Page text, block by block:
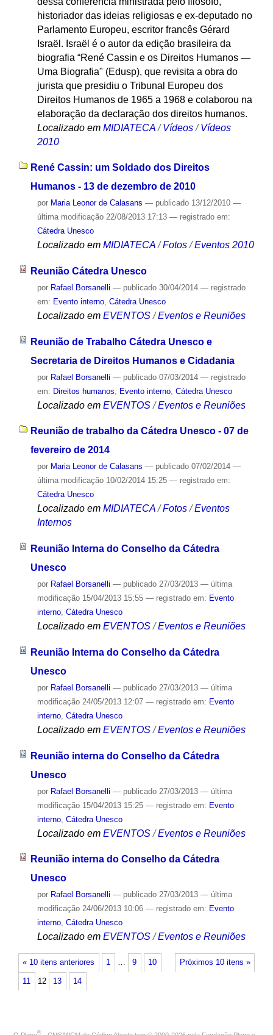
historiador das ideias religiosas e ex-deputado no
Parlamento Europeu, escritor francês Gérard
Israël. Israël é o autor da edição brasileira da
biografia “René Cassin e os Direitos Humanos —
Uma Biografia" (Edusp), que revisita a obra do
jurista que presidiu o Tribunal Europeu dos
Direitos Humanos de 1965 a 1968 e colaborou na
elaboração da declaração dos direitos humanos.
Localizado em MIDIATECA /Vídeos /Vídeos
2010
René Cassin: um Soldado dos Direitos
Humanos - 13 de dezembro de 2010
por Maria Leonor de Calasans — publicado13/12/2010 —
última modificação22/08/2013 17:13 — registrado em:
Cátedra Unesco
Localizado em MIDIATECA /Fotos /Eventos 2010
Reunião Cátedra Unesco
por Rafael Borsanelli — publicado30/04/2014 — registrado
em: Evento interno, Cátedra Unesco
Localizado em EVENTOS /Eventos e Reuniões
Reunião de Trabalho Cátedra Unesco e
Secretaria de Direitos Humanos e Cidadania
por Rafael Borsanelli — publicado07/03/2014 — registrado
em: Direitos humanos Evento interno, Cátedra Unesco
Localizado em EVENTOS /Eventos e Reuniões
Reunião de trabalho da Cátedra Unesco - 07 de
fevereiro de 2014
por Maria Leonor de Calasans — publicado07/02/2014 —
última modificação10/02/2014 15:25 — registrado em:
Cátedra Unesco
Localizado em MIDIATECA /Fotos /Eventos
Internos
Reunião Interna do Conselho da Cátedra
Unesco
por Rafael Borsanelli — publicado27/03/2013 — última
modificação15/04/2013 15:55 — registrado em: Evento
interno, Cátedra Unesco
Localizado em EVENTOS /Eventos e Reuniões
Reunião Interna do Conselho da Cátedra
Unesco
por Rafael Borsanelli — publicado27/03/2013 — última
modificação24/05/2013 12:07 — registrado em: Evento
interno, Cátedra Unesco
Localizado em EVENTOS /Eventos e Reuniões
Reunião interna do Conselho da Cátedra
Unesco
por Rafael Borsanelli — publicado27/03/2013 — última
modificação15/04/2013 15:25 — registrado em: Evento
interno, Cátedra Unesco
Localizado em EVENTOS /Eventos e Reuniões
Reunião interna do Conselho da Cátedra
Unesco
por Rafael Borsanelli — publicado27/03/2013 — última
modificação24/06/2013 10:06 — registrado em: Evento
interno, Cátedra Unesco
Localizado em EVENTOS /Eventos e Reuniões
« 10 itens anteriores Próximos 10 itens »
1 … 9 10
11 12 13 14
®